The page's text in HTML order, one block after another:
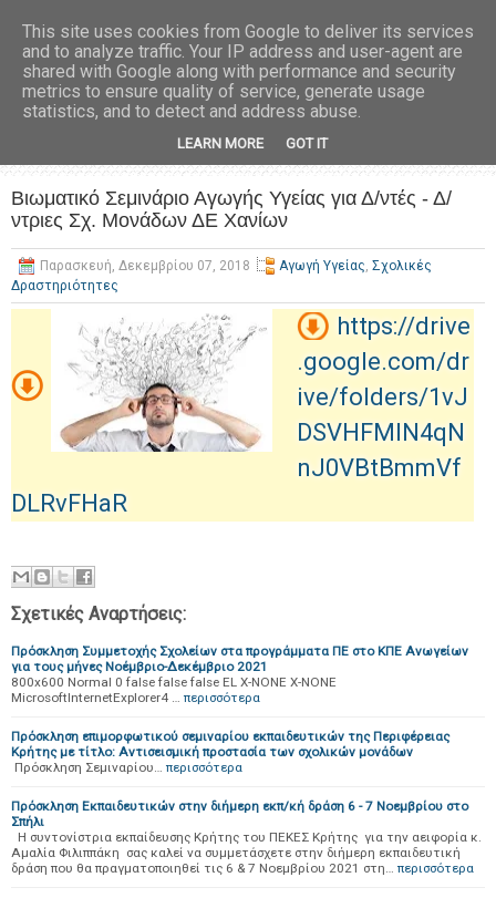
Βιωματικό Σεμινάριο Αγωγής Υγείας για Δ/ντές - Δ/
ντριες Σχ. Μονάδων ΔΕ Χανίων
Παρασκευή, Δεκεμβρίου 07, 2018 Αγωγή Υγείας, Σχολικές
Δραστηριότητες
https://drive
.google.com/dr
ive/folders/1vJ
DSVHFMlN4qN
nJ0VBtBmmVf
DLRvFHaR
Σχετικές Αναρτήσεις:
Πρόσκληση Συμμετοχής Σχολείων στα προγράμματα ΠΕ στο ΚΠΕ Ανωγείων
για τους μήνες Νοέμβριο-Δεκέμβριο 2021
800x600 Normal 0 false false false EL X-NONE X-NONE
MicrosoftInternetExplorer4 … περισσότερα
Πρόσκληση επιμορφωτικού σεμιναρίου εκπαιδευτικών της Περιφέρειας
Κρήτης με τίτλο: Αντισεισμική προστασία των σχολικών μονάδων
Πρόσκληση Σεμιναρίου… περισσότερα
Πρόσκληση Εκπαιδευτικών στην διήμερη εκπ/κή δράση 6 - 7 Νοεμβρίου στο
Σπήλι
Η συντονίστρια εκπαίδευσης Κρήτης του ΠΕΚΕΣ Κρήτης για την αειφορία κ.
Αμαλία Φιλιππάκη σας καλεί να συμμετάσχετε στην διήμερη εκπαιδευτική
δράση που θα πραγματοποιηθεί τις 6 & 7 Νοεμβρίου 2021 στη… περισσότερα
This site uses cookies from Google to deliver its services
and to analyze traffic. Your IP address and user-agent are
shared with Google along with performance and security
metrics to ensure quality of service, generate usage
statistics, and to detect and address abuse.
LEARN MORE GOT IT